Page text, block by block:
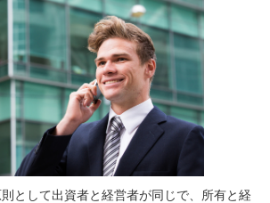
として出資者と経営者が同じで、所有と経